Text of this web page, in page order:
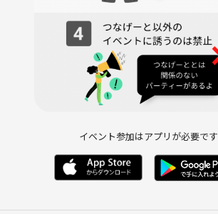
イベント参加はアプリが必要です